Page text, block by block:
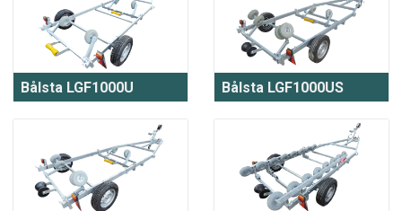
Bålsta LGF1000U Bålsta LGF1000US